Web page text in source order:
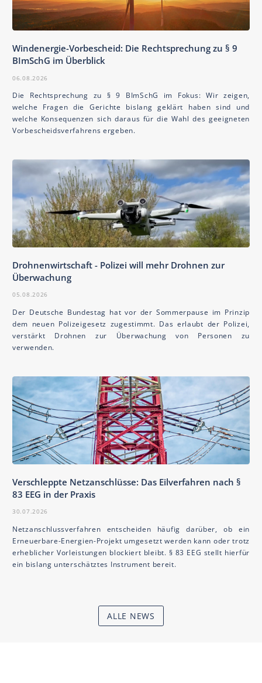
Windenergie-Vorbescheid: Die Rechtsprechung zu § 9
BImSchG im Überblick
06.08.2026
Die Rechtsprechung zu § 9 BImSchG im Fokus: Wir zeigen,
welche Fragen die Gerichte bislang geklärt haben sind und
welche Konsequenzen sich daraus für die Wahl des geeigneten
Vorbescheidsverfahrens ergeben.
Drohnenwirtschaft - Polizei will mehr Drohnen zur
Überwachung
05.08.2026
Der Deutsche Bundestag hat vor der Sommerpause im Prinzip
dem neuen Polizeigesetz zugestimmt. Das erlaubt der Polizei,
verstärkt Drohnen zur Überwachung von Personen zu
verwenden.
Verschleppte Netzanschlüsse: Das Eilverfahren nach §
83 EEG in der Praxis
30.07.2026
Netzanschlussverfahren entscheiden häufig darüber, ob ein
Erneuerbare-Energien-Projekt umgesetzt werden kann oder trotz
erheblicher Vorleistungen blockiert bleibt. § 83 EEG stellt hierfür
ein bislang unterschätztes Instrument bereit.
ALLE NEWS